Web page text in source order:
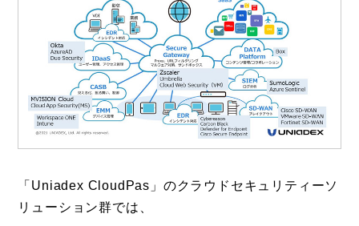
「Uniadex CloudPas」のクラウドセキュリティーソ
リューション群では、